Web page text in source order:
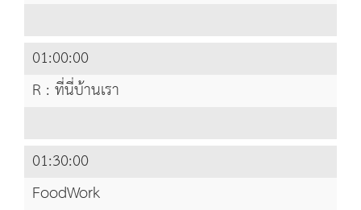
01:00:00
R : ที่นี่บ้านเรา
01:30:00
FoodWork